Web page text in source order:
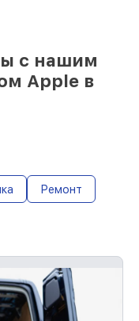
с нашим
Apple в
Ремонт